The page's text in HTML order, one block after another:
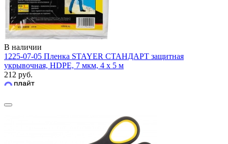
В наличии
1225-07-05 Пленка STAYER СТАНДАРТ защитная
укрывочная, HDPE, 7 мкм, 4 х 5 м
212 руб.